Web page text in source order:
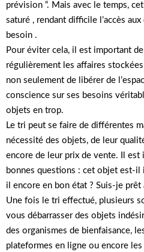
prévision “. Mais avec le temps,
saturé , rendant difficile l’accès
besoin .
Pour éviter cela, il est important
régulièrement les affaires
non seulement de libérer de
conscience sur ses besoins
objets en trop.
Le tri peut se faire de différentes
nécessité des objets, de leur
encore de leur prix de vente. Il est
bonnes questions : cet objet est-il
il encore en bon état ? Suis-je prêt
Une fois le tri effectué, plusieurs
vous débarrasser des objets
des organismes de bienfaisance,
plateformes en ligne ou encore